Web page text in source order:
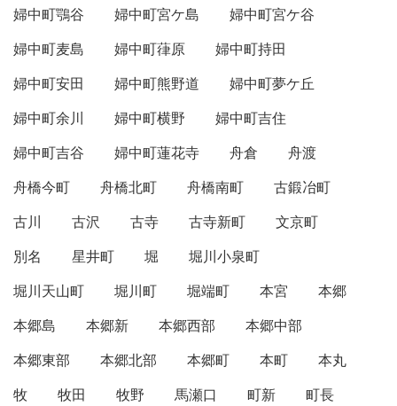
婦中町鶚谷
婦中町宮ケ島
婦中町宮ケ谷
婦中町麦島
婦中町葎原
婦中町持田
婦中町安田
婦中町熊野道
婦中町夢ケ丘
婦中町余川
婦中町横野
婦中町吉住
婦中町吉谷
婦中町蓮花寺 舟倉
舟渡
舟橋今町
舟橋北町 舟橋南町
古鍛冶町
古川
古沢 古寺 古寺新町
文京町
別名
星井町 堀
堀川小泉町
堀川天山町
堀川町 堀端町 本宮
本郷
本郷島
本郷新 本郷西部
本郷中部
本郷東部
本郷北部 本郷町 本町
本丸
牧
牧田 牧野 馬瀬口 町新
町長